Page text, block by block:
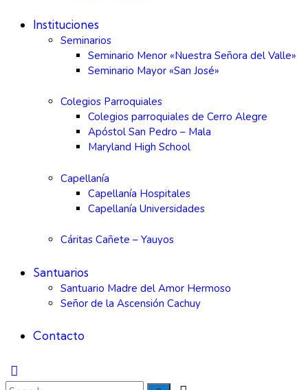
Instituciones
Seminarios
Seminario Menor «Nuestra Señora del Valle»
Seminario Mayor «San José»
Colegios Parroquiales
Colegios parroquiales de Cerro Alegre
Apóstol San Pedro – Mala
Maryland High School
Capellanía
Capellanía Hospitales
Capellanía Universidades
Cáritas Cañete – Yauyos
Santuarios
Santuario Madre del Amor Hermoso
Señor de la Ascensión Cachuy
Contacto